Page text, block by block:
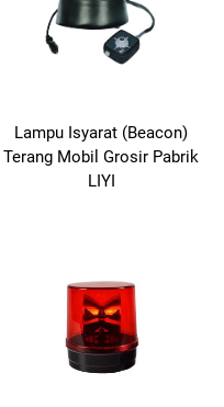
Lampu Isyarat (Beacon)
Terang Mobil Grosir Pabrik
LIYI